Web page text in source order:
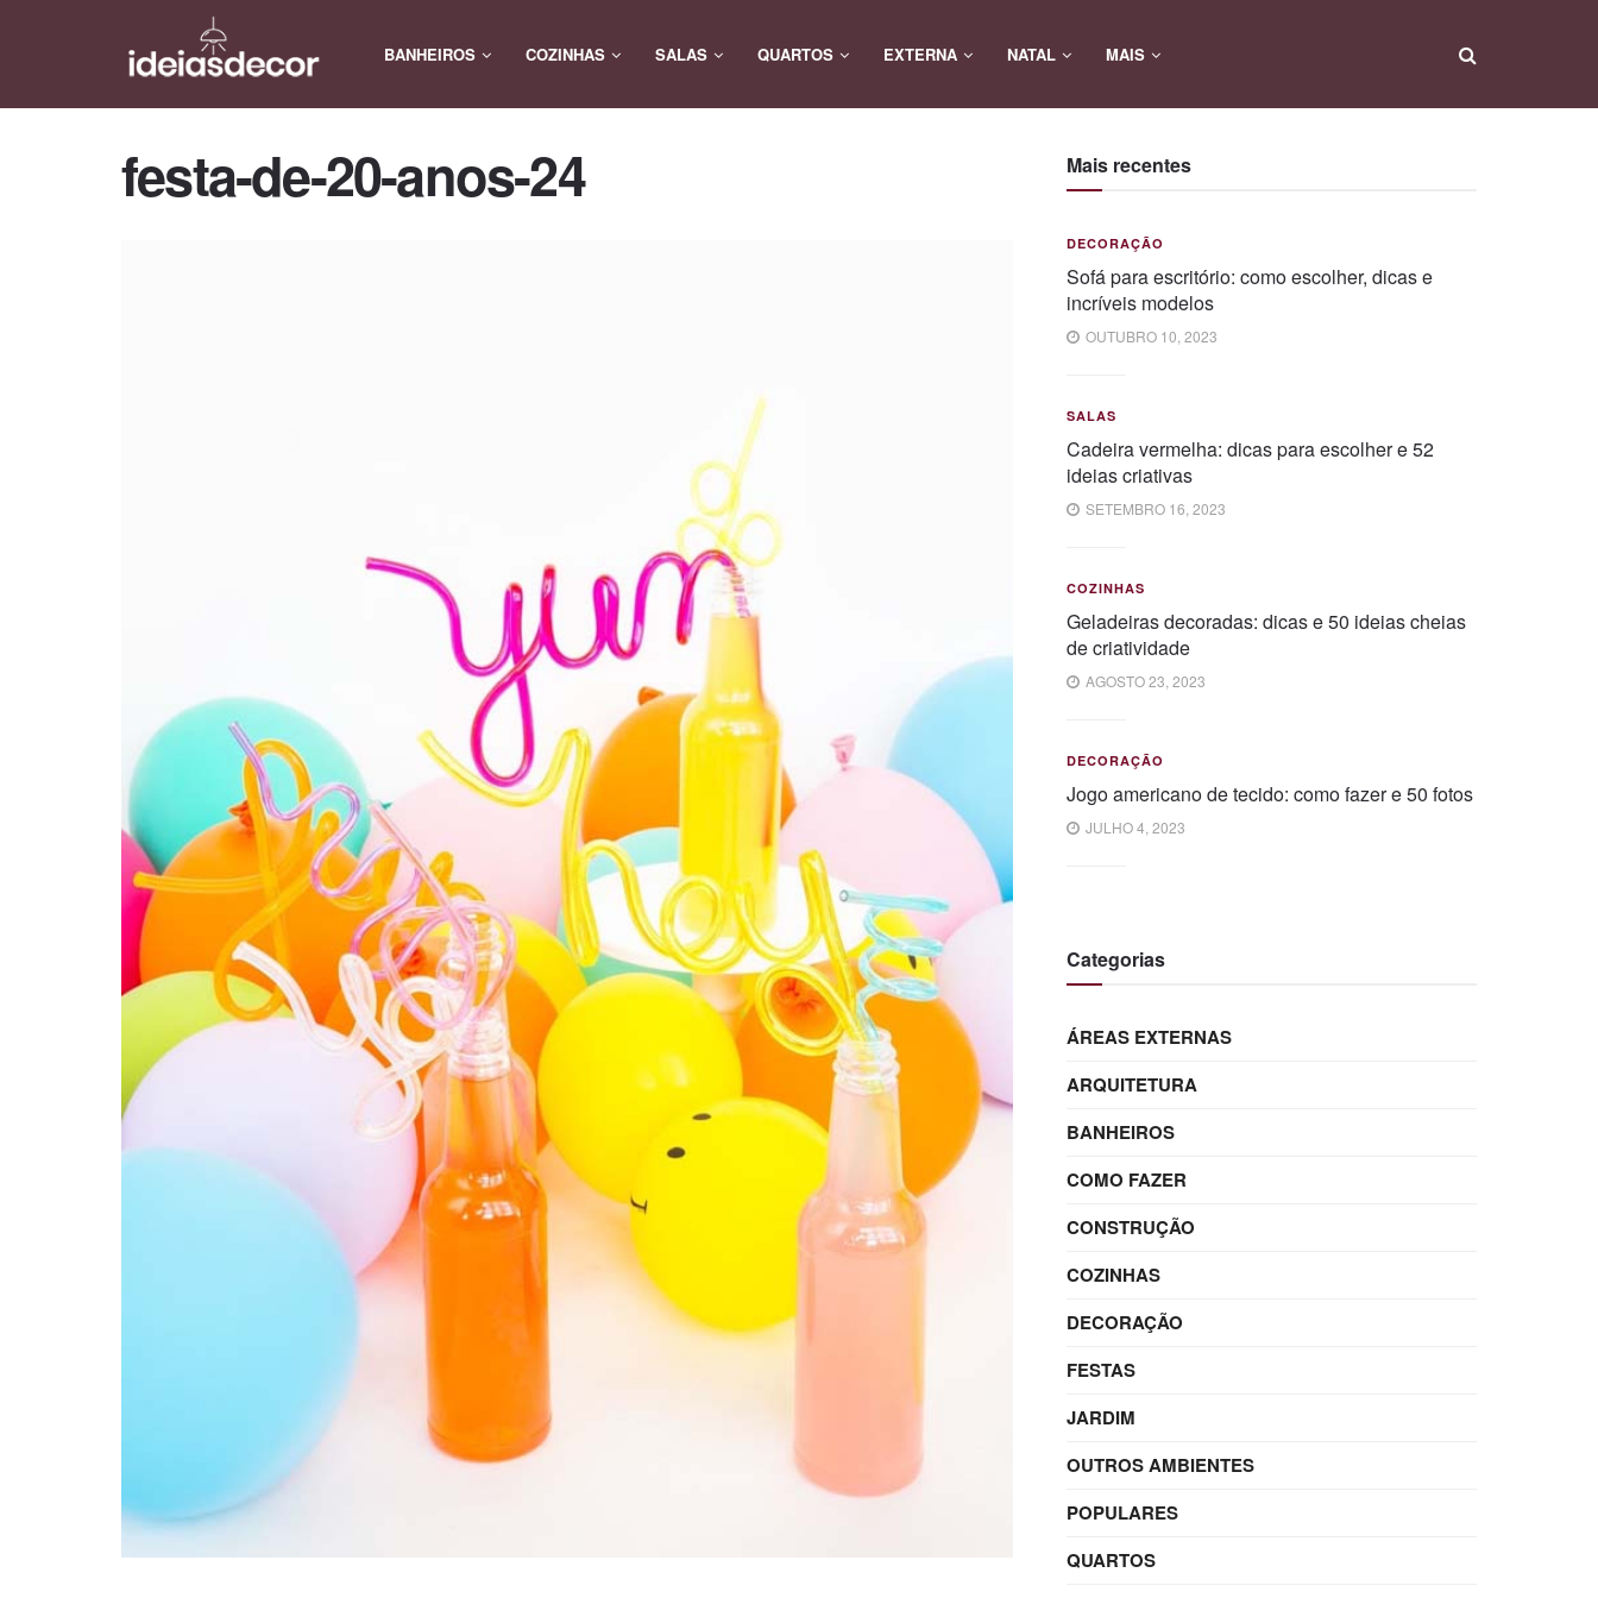
BANHEIROS COZINHAS SALAS QUARTOS EXTERNA NATAL MAIS
festa-de-20-anos-24 Mais recentes
DECORAÇÃO
Sofá para escritório: como escolher, dicas e
incríveis modelos
OUTUBRO 10, 2023
SALAS
Cadeira vermelha: dicas para escolher e 52
ideias criativas
SETEMBRO 16, 2023
COZINHAS
Geladeiras decoradas: dicas e 50 ideias cheias
de criatividade
AGOSTO 23, 2023
DECORAÇÃO
Jogo americano de tecido: como fazer e 50 fotos
JULHO 4, 2023
Categorias
ÁREAS EXTERNAS
ARQUITETURA
BANHEIROS
COMO FAZER
CONSTRUÇÃO
COZINHAS
DECORAÇÃO
FESTAS
JARDIM
OUTROS AMBIENTES
POPULARES
QUARTOS